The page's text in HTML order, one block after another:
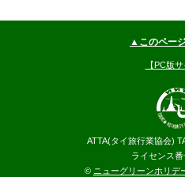
▲このペー
【PC版サ
ATTA(タイ旅行業協会)
ライセンス
© ニューグリーンホリデ